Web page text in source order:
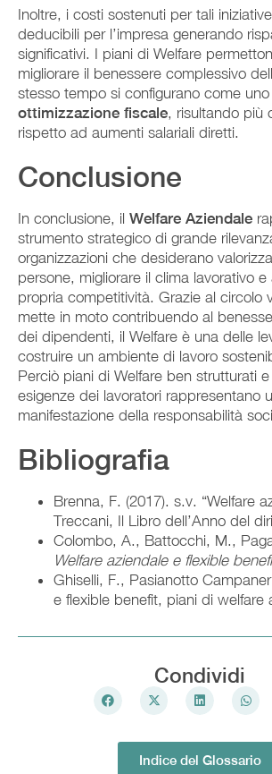
Inoltre, i costi sostenuti per tali
deducibili per l’impresa generando
significativi. I piani di Welfare
migliorare il benessere complessivo
stesso tempo si configurano come uno
ottimizzazione fiscale, risultando più
rispetto ad aumenti salariali diretti.
Conclusione
In conclusione, il Welfare Aziendale
strumento strategico di grande
organizzazioni che desiderano
persone, migliorare il clima lavorativo
propria competitività. Grazie al circolo
mette in moto contribuendo al
dei dipendenti, il Welfare è una delle
costruire un ambiente di lavoro
Perciò piani di Welfare ben strutturati
esigenze dei lavoratori rappresentano
manifestazione della responsabilità
Bibliografia
Brenna, F. (2017). s.v. “Welfare
Treccani, Il Libro dell’Anno del
Colombo, A., Battocchi, M.,
Welfare aziendale e flexible
Ghiselli, F., Pasianotto
e flexible benefit, piani di welfare
Condividi
Indice del Glossario